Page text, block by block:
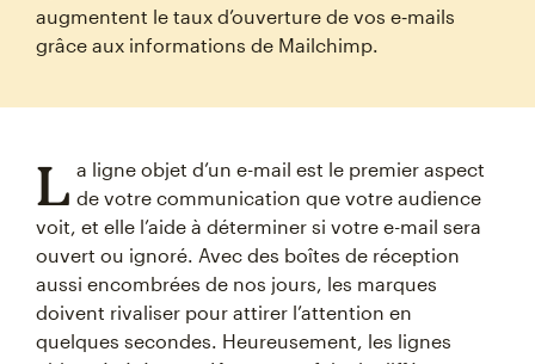
augmentent le taux d’ouverture de vos e‑mails
grâce aux informations de Mailchimp.
L a ligne objet d’un e-mail est le premier aspect
de votre communication que votre audience
voit, et elle l’aide à déterminer si votre e-mail sera
ouvert ou ignoré. Avec des boîtes de réception
aussi encombrées de nos jours, les marques
doivent rivaliser pour attirer l’attention en
quelques secondes. Heureusement, les lignes